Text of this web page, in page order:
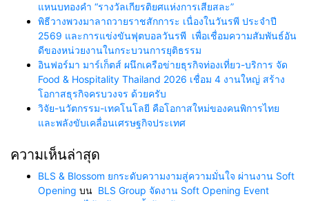
แหนบทองคำ “รางวัลเกียรติยศแห่งการเสียสละ”
พิธีวางพวงมาลาถวายราชสักการะ เนื่องในวันรพี ประจำปี
2569 และการแข่งขันฟุตบอลวันรพี เพื่อเชื่อมความสัมพันธ์อัน
ดีของหน่วยงานในกระบวนการยุติธรรม
อินฟอร์มา มาร์เก็ตส์ ผนึกเครือข่ายธุรกิจท่องเที่ยว-บริการ จัด
Food & Hospitality Thailand 2026 เชื่อม 4 งานใหญ่ สร้าง
โอกาสธุรกิจครบวงจร ด้วยครับ
วิจัย-นวัตกรรม-เทคโนโลยี คือโอกาสใหม่ของคนพิการไทย
และพลังขับเคลื่อนเศรษฐกิจประเทศ
ความเห็นล่าสุด
BLS & Blossom ยกระดับความงามสู่ความมั่นใจ ผ่านงาน Soft
Opening บน BLS Group จัดงาน Soft Opening Event